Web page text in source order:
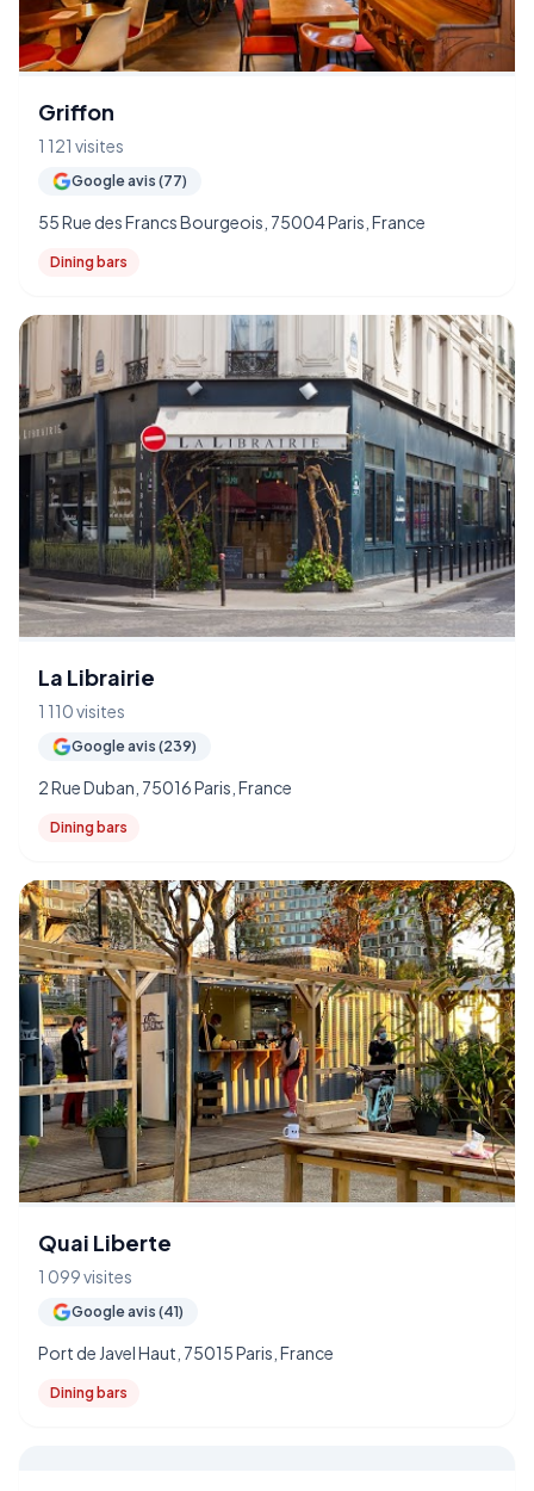
Griffon
1 121 visites
Google avis (77)
55 Rue des Francs Bourgeois, 75004 Paris, France
Dining bars
La Librairie
1 110 visites
Google avis (239)
2 Rue Duban, 75016 Paris, France
Dining bars
Quai Liberte
1 099 visites
Google avis (41)
Port de Javel Haut, 75015 Paris, France
Dining bars